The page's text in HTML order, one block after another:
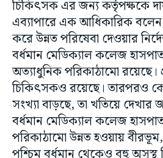
চিকিৎসক এর জন্য কর্তৃপক্ষকে
এব্যাপারে এক আধিকারিক বলেন,
করে উন্নত পরিষেবা দেওয়ার
বর্ধমান মেডিক্যাল কলেজ
অত্যাধুনিক পরিকাঠামো রয়েছে।
চিকিৎসকও রয়েছে। তারপরও
সংখ্যা বাড়ছে, তা খতিয়ে দেখার
বর্ধমান মেডিক্যাল কলেজ
পরিকাঠামো উন্নত হওয়ায়